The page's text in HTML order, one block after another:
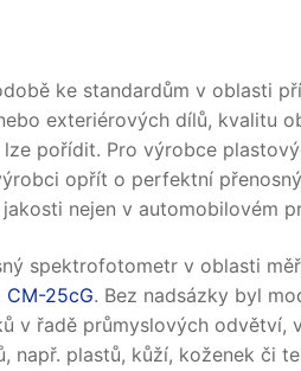
ke standardům v oblasti
exteriérových dílů, kvalitu
pořídit. Pro výrobce
opřít o perfektní
nejen v automobilovém
spektrofotometr v oblasti
CM-25cG. Bez nadsázky byl
v řadě průmyslových odvětví,
např. plastů, kůží, koženek či